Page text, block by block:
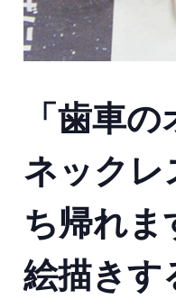
「歯車
ネック
ち帰れ
絵描きす